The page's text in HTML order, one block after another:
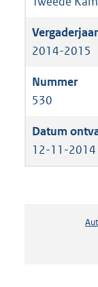
2014-2015
530
12-11-2014